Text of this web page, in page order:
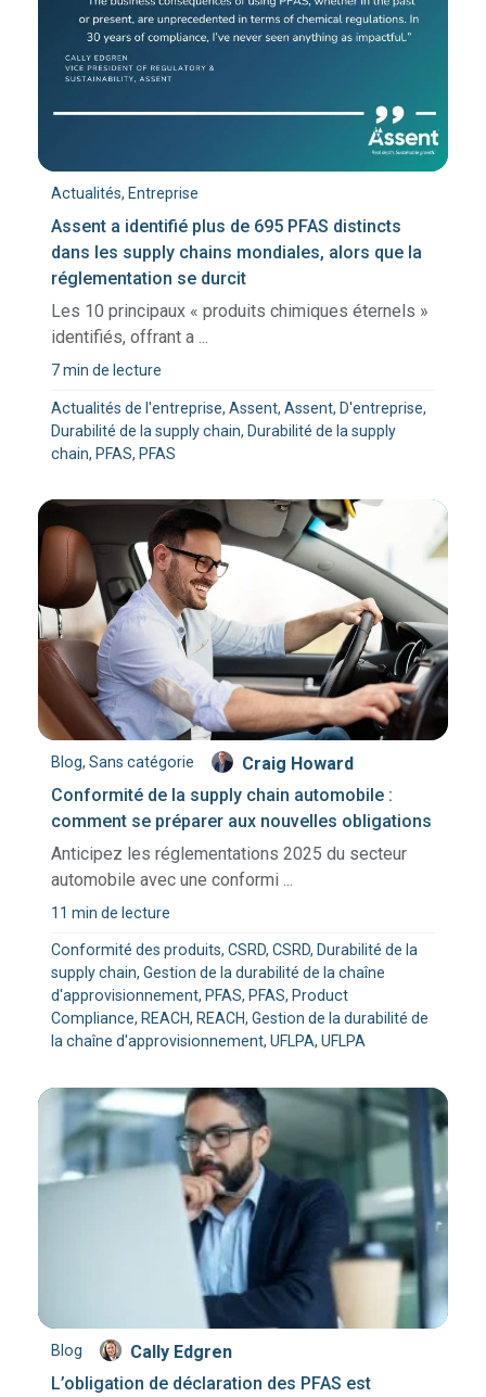
Actualités, Entreprise
Assent a identifié plus de 695 PFAS distincts
dans les supply chains mondiales, alors que la
réglementation se durcit
Les 10 principaux « produits chimiques éternels »
identifiés, offrant a ...
7 min de lecture
Actualités de l'entreprise, Assent, Assent, D'entreprise,
Durabilité de la supply chain, Durabilité de la supply
chain, PFAS, PFAS
Blog, Sans catégorie
Craig Howard
Conformité de la supply chain automobile :
comment se préparer aux nouvelles obligations
Anticipez les réglementations 2025 du secteur
automobile avec une conformi ...
11 min de lecture
Conformité des produits, CSRD, CSRD, Durabilité de la
supply chain, Gestion de la durabilité de la chaîne
d'approvisionnement, PFAS, PFAS, Product
Compliance, REACH, REACH, Gestion de la durabilité de
la chaîne d'approvisionnement, UFLPA, UFLPA
Blog
Cally Edgren
L’obligation de déclaration des PFAS est